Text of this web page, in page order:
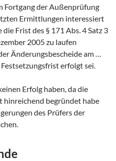
Fortgang der Außenprüfung
Ermittlungen interessiert
Frist des § 171 Abs. 4 Satz 3
2005 zu laufen
Änderungsbescheide am …
erfolgt sei.
Erfolg haben, da die
hinreichend begründet habe
des Prüfers der